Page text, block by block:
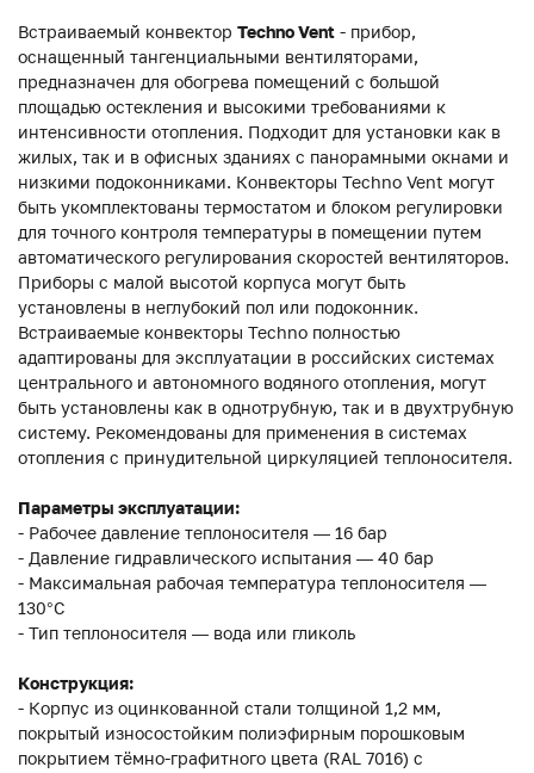
Встраиваемый конвектор Techno Vent - прибор,
оснащенный тангенциальными вентиляторами,
предназначен для обогрева помещений с большой
площадью остекления и высокими требованиями к
интенсивности отопления. Подходит для установки как в
жилых, так и в офисных зданиях с панорамными окнами и
низкими подоконниками. Конвекторы Techno Vent могут
быть укомплектованы термостатом и блоком регулировки
для точного контроля температуры в помещении путем
автоматического регулирования скоростей вентиляторов.
Приборы с малой высотой корпуса могут быть
установлены в неглубокий пол или подоконник.
Встраиваемые конвекторы Techno полностью
адаптированы для эксплуатации в российских системах
центрального и автономного водяного отопления, могут
быть установлены как в однотрубную, так и в двухтрубную
систему. Рекомендованы для применения в системах
отопления с принудительной циркуляцией теплоносителя.
Параметры эксплуатации:
- Рабочее давление теплоносителя — 16 бар
- Давление гидравлического испытания — 40 бар
- Максимальная рабочая температура теплоносителя —
130°С
- Тип теплоносителя — вода или гликоль
Конструкция:
- Корпус из оцинкованной стали толщиной 1,2 мм,
покрытый износостойким полиэфирным порошковым
покрытием тёмно-графитного цвета (RAL 7016) с